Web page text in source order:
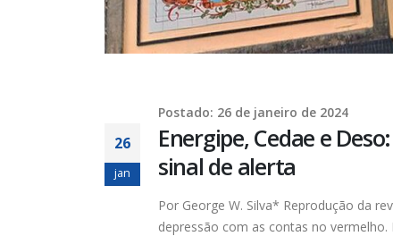
Postado: 26 de janeiro de 2024
26
jan
Energipe, Cedae e
sinal de alerta
Por George W. Silva* Reprodução da
depressão com as contas no